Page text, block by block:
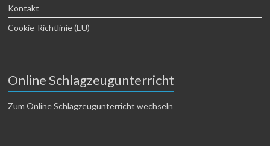
Kontakt
Cookie-Richtlinie (EU)
Online Schlagzeugunterricht
Zum Online Schlagzeugunterricht wechseln